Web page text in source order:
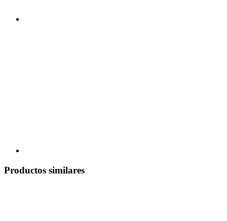
Productos similares